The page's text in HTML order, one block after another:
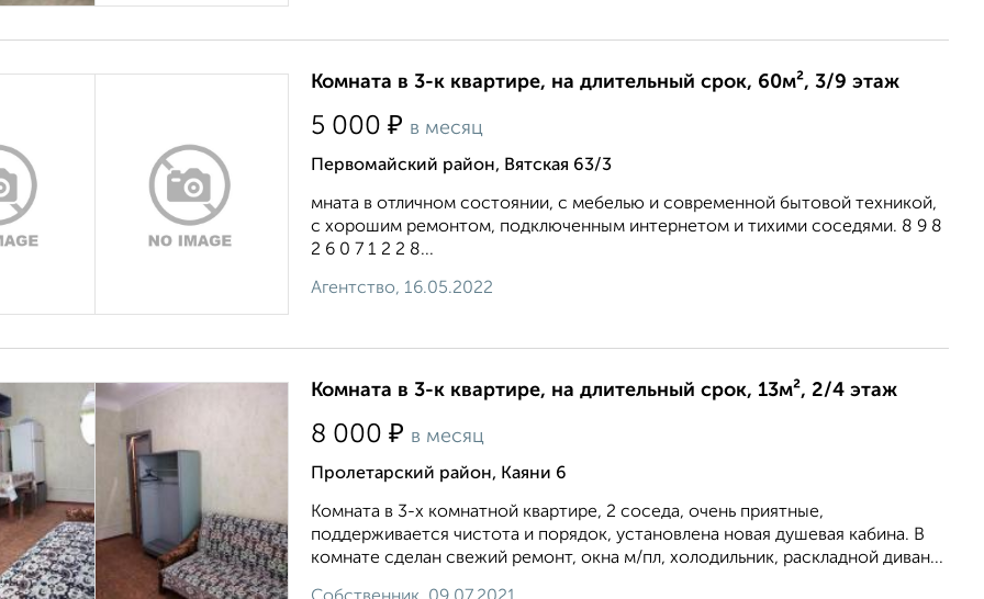
Комната в 3-к квартире, на длительный срок, 60м², 3/9 этаж
5 000 ₽ в месяц
Первомайский район, Вятская 63/3
мната в отличном состоянии, с мебелью и современной бытовой техникой,
с хорошим ремонтом, подключенным интернетом и тихими соседями. 8 9 8
2 6 0 7 1 2 2 8...
Агентство, 16.05.2022
Комната в 3-к квартире, на длительный срок, 13м², 2/4 этаж
8 000 ₽ в месяц
Пролетарский район, Каяни 6
Комната в 3-х комнатной квартире, 2 соседа, очень приятные,
поддерживается чистота и порядок, установлена новая душевая кабина. В
комнате сделан свежий ремонт, окна м/пл, холодильник, раскладной диван...